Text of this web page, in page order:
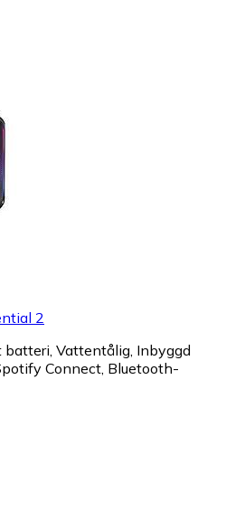
2
Vattentålig, Inbyggd
Connect, Bluetooth-